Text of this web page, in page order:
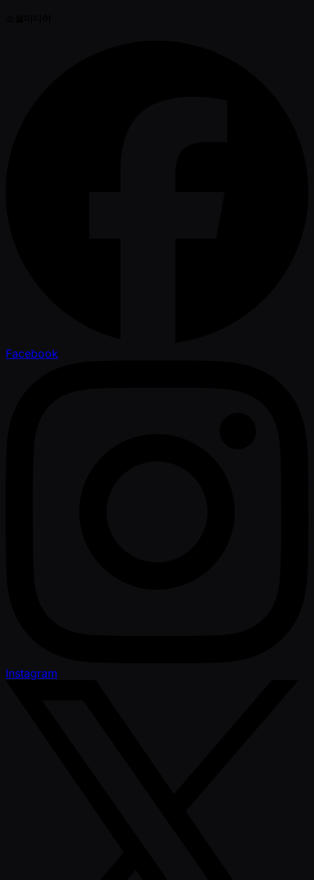
Facebook
Instagram